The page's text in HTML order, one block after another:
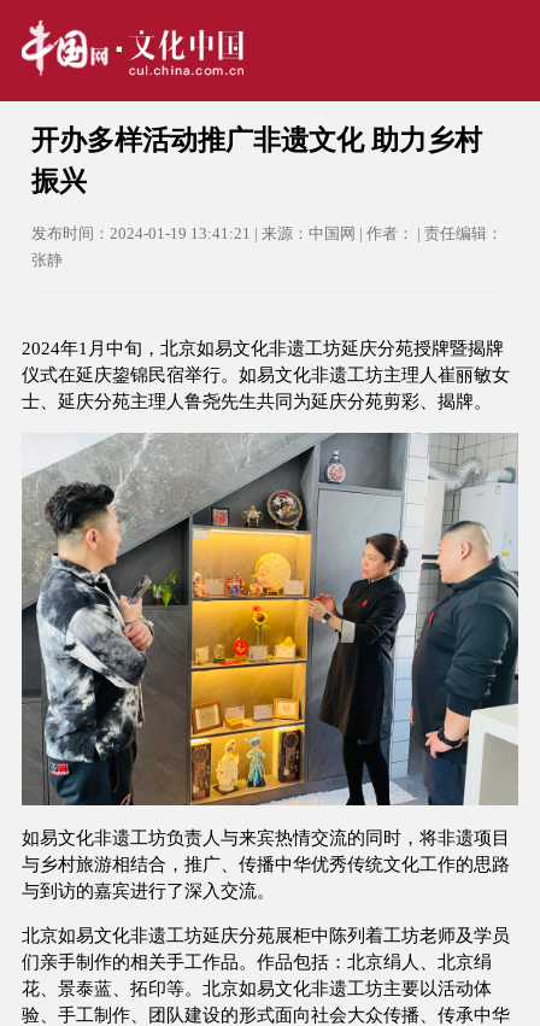
开办多样活动推广非遗文化 助力乡村
振兴
发布时间：2024-01-19 13:41:21 | 来源：中国网 | 作者： | 责任编辑：
张静
2024年1月中旬，北京如易文化非遗工坊延庆分苑授牌暨揭牌
仪式在延庆鋆锦民宿举行。如易文化非遗工坊主理人崔丽敏女
士、延庆分苑主理人鲁尧先生共同为延庆分苑剪彩、揭牌。
如易文化非遗工坊负责人与来宾热情交流的同时，将非遗项目
与乡村旅游相结合，推广、传播中华优秀传统文化工作的思路
与到访的嘉宾进行了深入交流。
北京如易文化非遗工坊延庆分苑展柜中陈列着工坊老师及学员
们亲手制作的相关手工作品。作品包括：北京绢人、北京绢
花、景泰蓝、拓印等。北京如易文化非遗工坊主要以活动体
验、手工制作、团队建设的形式面向社会大众传播、传承中华